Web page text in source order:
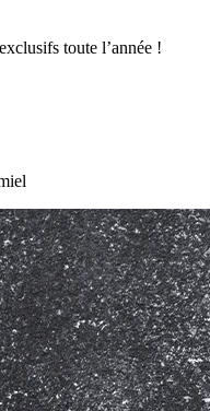
toute l’année !